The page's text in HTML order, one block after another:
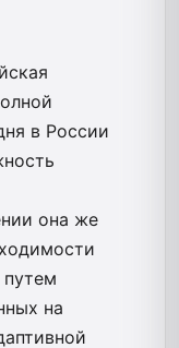
в России
она же
на